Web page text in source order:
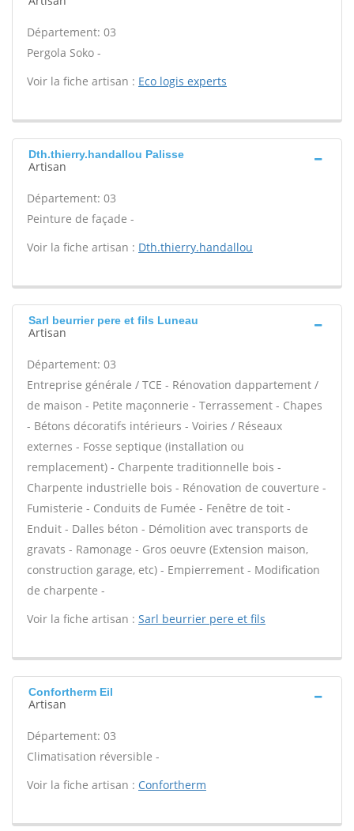
Département: 03
Pergola Soko -
Voir la fiche artisan : Eco logis experts
Dth.thierry.handallou Palisse
Artisan
Département: 03
Peinture de façade -
Voir la fiche artisan : Dth.thierry.handallou
Sarl beurrier pere et fils Luneau
Artisan
Département: 03
Entreprise générale / TCE - Rénovation dappartement /
de maison - Petite maçonnerie - Terrassement - Chapes
- Bétons décoratifs intérieurs - Voiries / Réseaux
externes - Fosse septique (installation ou
remplacement) - Charpente traditionnelle bois -
Charpente industrielle bois - Rénovation de couverture -
Fumisterie - Conduits de Fumée - Fenêtre de toit -
Enduit - Dalles béton - Démolition avec transports de
gravats - Ramonage - Gros oeuvre (Extension maison,
construction garage, etc) - Empierrement - Modification
de charpente -
Voir la fiche artisan : Sarl beurrier pere et fils
Confortherm Eil
Artisan
Département: 03
Climatisation réversible -
Voir la fiche artisan : Confortherm